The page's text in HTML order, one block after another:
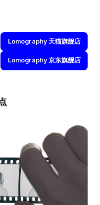
Lomography 天猫旗舰店
Lomography 京东旗舰店